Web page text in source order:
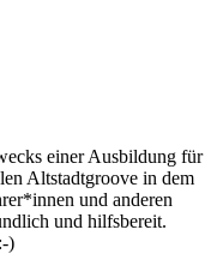
einer Ausbildung für
Altstadtgroove in dem
und anderen
und hilfsbereit.
)